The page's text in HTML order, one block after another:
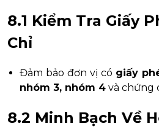
8.1 Kiểm Tra Giấy
Chỉ
Đảm bảo đơn vị có giấy
nhóm 3, nhóm 4 và chứng
8.2 Minh Bạch Về